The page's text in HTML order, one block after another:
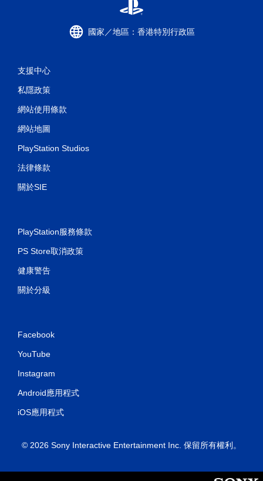
國家／地區：香港特別行政區
支援中心
私隱政策
網站使用條款
網站地圖
PlayStation Studios
法律條款
關於SIE
PlayStation服務條款
PS Store取消政策
健康警告
關於分級
Facebook
YouTube
Instagram
Android應用程式
iOS應用程式
© 2026 Sony Interactive Entertainment Inc. 保留所有權利。